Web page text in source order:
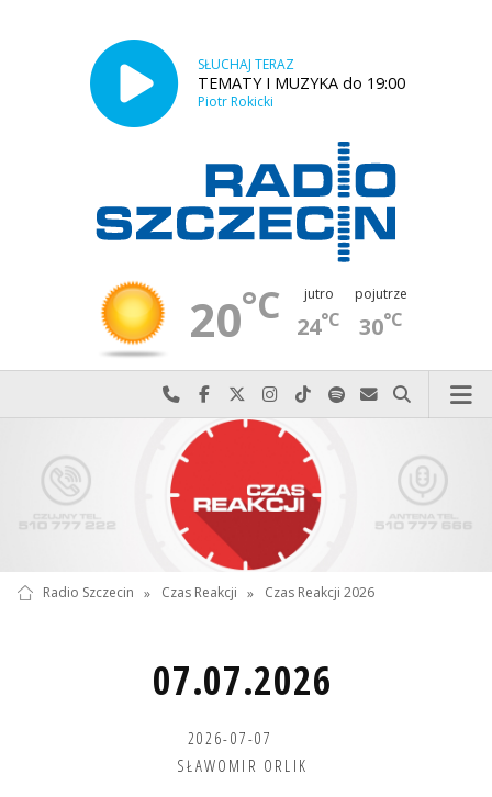
SŁUCHAJ TERAZ
TEMATY I MUZYKA do 19:00
Piotr Rokicki
20°C jutro
24°C
pojutrze
30°C
Najlepiej po prostu do nas zadzwoń
Odwiedź nas na Facebook-u
Odwiedź nas na X
Odwiedź nas na Instagram-ie
Odwiedź nas na TikTok-u
Szukaj nas na Spotify
Wyślij do nas
Szukaj
Radio Szczecin » Czas Reakcji » Czas Reakcji 2026
07.07.2026
2026-07-07
SŁAWOMIR ORLIK